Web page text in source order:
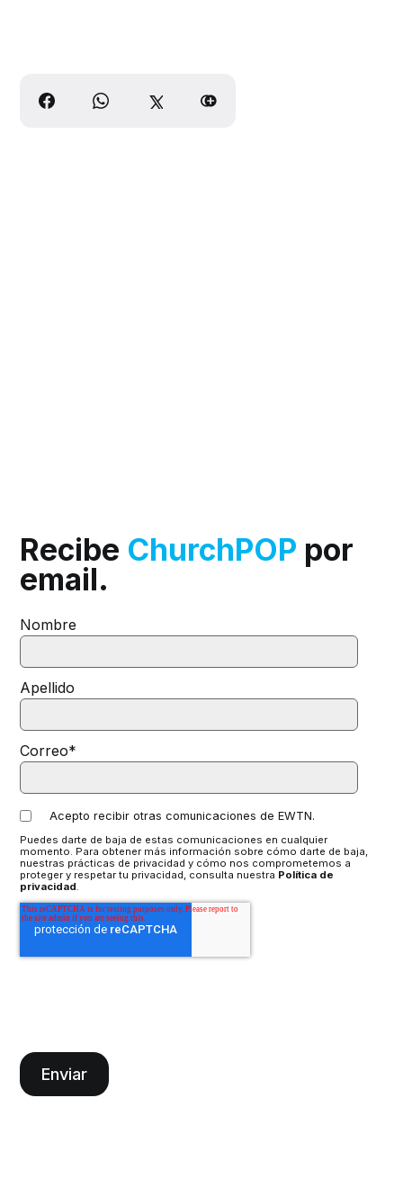
Recibe ChurchPOP por
email.
Nombre
Apellido
Correo*
Acepto recibir otras comunicaciones de EWTN.
Puedes darte de baja de estas comunicaciones en cualquier
momento. Para obtener más información sobre cómo darte de baja,
nuestras prácticas de privacidad y cómo nos comprometemos a
proteger y respetar tu privacidad, consulta nuestra Política de
privacidad.